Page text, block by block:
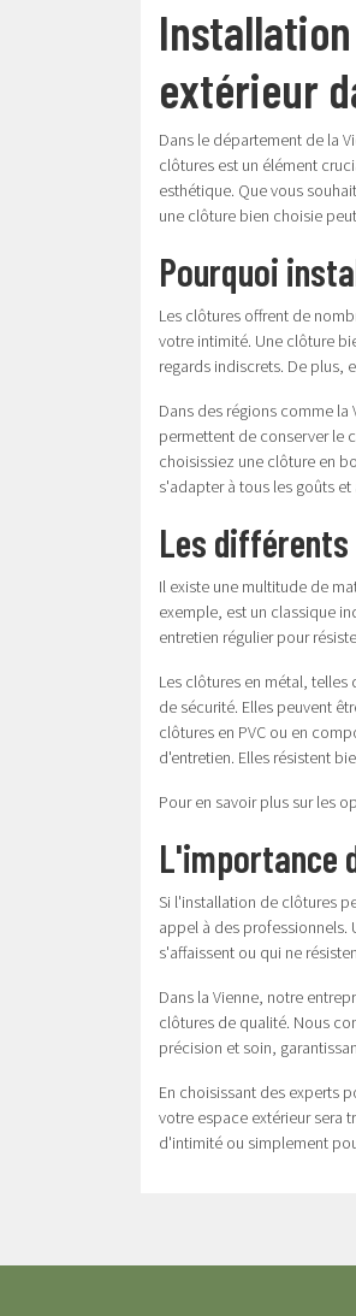
extérieur
Dans le département de la
clôtures est un élément
esthétique. Que vous
une clôture bien choisie
Pourquoi
Les clôtures offrent de
votre intimité. Une clôture
regards indiscrets. De plus,
Dans des régions comme la
permettent de conserver le
choisissiez une clôture en
s'adapter à tous les goûts
Les
Il existe une multitude de
exemple, est un classique
entretien régulier pour
Les clôtures en métal,
de sécurité. Elles peuvent
clôtures en PVC ou en
d'entretien. Elles résistent
Pour en savoir plus sur les
L'importance
Si l'installation de clôtures
appel à des professionnels.
s'affaissent ou qui ne
Dans la Vienne, notre
clôtures de qualité. Nous
précision et soin,
En choisissant des experts
votre espace extérieur sera
d'intimité ou simplement